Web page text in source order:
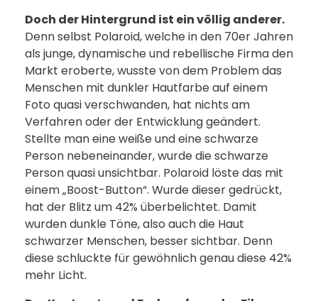
Doch der Hintergrund ist ein völlig anderer.
Denn selbst Polaroid, welche in den 70er Jahren
als junge, dynamische und rebellische Firma den
Markt eroberte, wusste von dem Problem das
Menschen mit dunkler Hautfarbe auf einem
Foto quasi verschwanden, hat nichts am
Verfahren oder der Entwicklung geändert.
Stellte man eine weiße und eine schwarze
Person nebeneinander, wurde die schwarze
Person quasi unsichtbar. Polaroid löste das mit
einem „Boost-Button“. Wurde dieser gedrückt,
hat der Blitz um 42% überbelichtet. Damit
wurden dunkle Töne, also auch die Haut
schwarzer Menschen, besser sichtbar. Denn
diese schluckte für gewöhnlich genau diese 42%
mehr Licht.